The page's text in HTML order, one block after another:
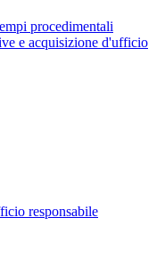
procedimentali
e acquisizione d'ufficio
responsabile